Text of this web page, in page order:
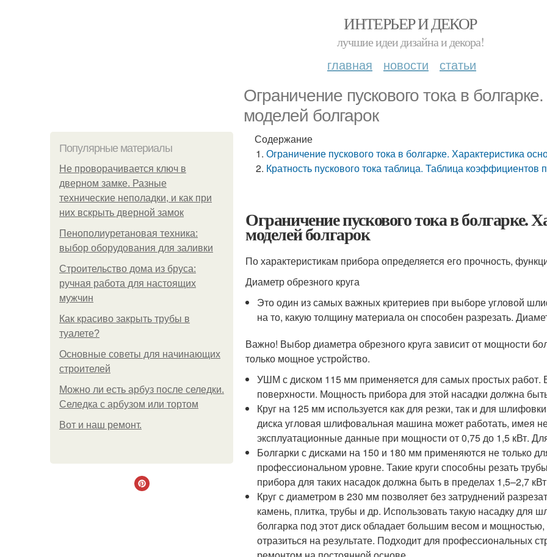
ИНТЕРЬЕР И ДЕКОР
лучшие идеи дизайна и декора!
главная новости статьи
Ограничение пускового тока в
моделей болгарок
Популярные материалы
Не проворачивается ключ в
дверном замке. Разные
технические неполадки, и как при
них вскрыть дверной замок
Пенополиуретановая техника:
выбор оборудования для заливки
Строительство дома из бруса:
ручная работа для настоящих
мужчин
Как красиво закрыть трубы в
туалете?
Основные советы для начинающих
строителей
Можно ли есть арбуз после селедки.
Селедка с арбузом или тортом
Boт и наш ремoнт.
Содержание
Ограничение пускового тока в болгарке. Характеристика
Кратность пускового тока таблица. Таблица коэффициентов
Ограничение пускового тока в болгарке.
моделей болгарок
По характеристикам прибора определяется его прочность,
Диаметр обрезного круга
Это один из самых важных критериев при выборе угловой
на то, какую толщину материала он способен разрезать.
Важно! Выбор диаметра обрезного круга зависит от мощности
только мощное устройство.
УШМ с диском 115 мм применяется для самых простых работ.
поверхности. Мощность прибора для этой насадки должна
Круг на 125 мм используется как для резки, так и для
диска угловая шлифовальная машина может работать, имея
эксплуатационные данные при мощности от 0,75 до 1,5 кВт.
Болгарки с дисками на 150 и 180 мм применяются не только
профессиональном уровне. Такие круги способны резать
прибора для таких насадок должна быть в пределах 1,5–2,7
Круг с диаметром в 230 мм позволяет без затруднений
камень, плитка, трубы и др. Использовать такую насадку для
болгарка под этот диск обладает большим весом и
отразиться на результате. Подходит для профессиональных